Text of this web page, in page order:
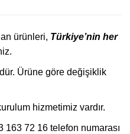
ürünleri, Türkiye’nin her
Ürüne göre değişiklik
hizmetimiz vardır.
72 16 telefon numarası